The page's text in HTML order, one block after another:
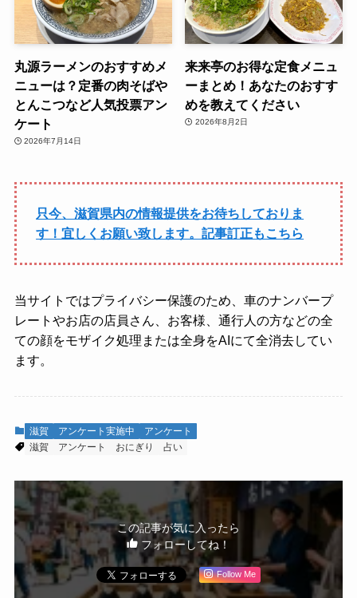
丸源ラーメンのおすすめメ
ニューは？定番の肉そばや
とんこつなど人気投票アン
ケート
2026年7月14日
来来亭のお得な定食メニュ
ーまとめ！あなたのおすす
めを教えてください
2026年8月2日
只今、滋賀県内の情報提供をお待ちしておりま
す！宜しくお願い致します。記事訂正もこちら
当サイトではプライバシー保護のため、車のナンバープ
レートやお店の店員さん、お客様、通行人の方などの全
ての顔をモザイク処理または全身をAIにて全消去してい
ます。
滋賀 アンケート実施中
アンケート
滋賀
アンケート おにぎり 占い
この記事が気に入ったら
フォローしてね！
Follow Me